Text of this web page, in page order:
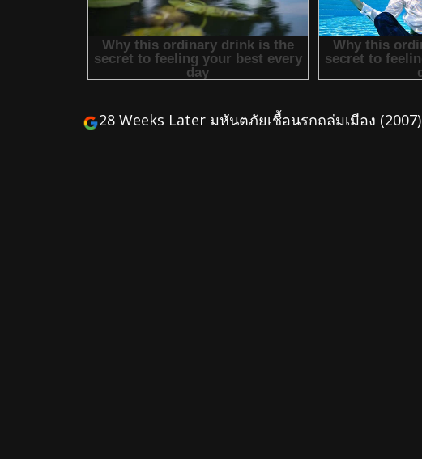
28 Weeks Later มหันตภัยเชื้อนรกถล่มเมือง (2007)